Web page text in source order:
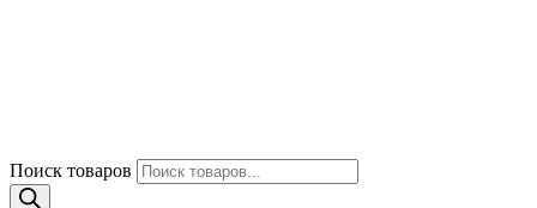
Поиск товаров